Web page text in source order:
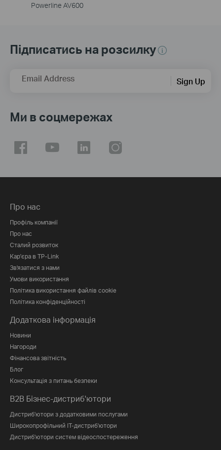
Powerline AV600
Підписатись на розсилку
Email Address Sign Up
Ми в соцмережах
Про нас
Профіль компанії
Про нас
Сталий розвиток
Кар'єра в TP-Link
Зв'язатися з нами
Умови використання
Політика використання файлів cookie
Політика конфіденційності
Додаткова інформація
Новини
Нагороди
Фінансова звітність
Блог
Консультація з питань безпеки
B2B Бізнес-дистриб'ютори
Дистриб'ютори з додатковими послугами
Широкопрофільний IT-дистриб'ютори
Дистриб'ютори систем відеоспостереження